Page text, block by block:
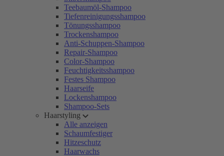
Teebaumöl-Shampoo
Tiefenreinigungsshampoo
Tönungsshampoo
Trockenshampoo
Anti-Schuppen-Shampoo
Repair-Shampoo
Color-Shampoo
Feuchtigkeitsshampoo
Festes Shampoo
Haarseife
Lockenshampoo
Shampoo-Sets
Haarstyling
Alle anzeigen
Schaumfestiger
Hitzeschutz
Haarwachs